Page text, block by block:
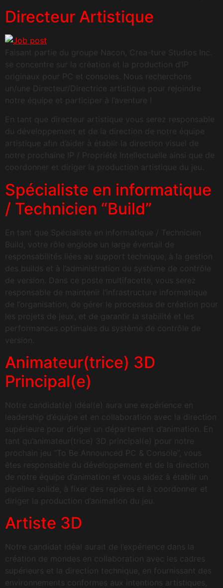
Directeur Artistique
Faisant partie du groupe Nacon, Crea-ture Studios Inc.
se concentre sur la création et la production d’IP
originaux pour PC et consoles. Nous recherchons
un/une Directeur/Directrice artistique pour rejoindre
notre équipe et participer à l’aventure !
En tant que directeur artistique vous serez responsable
du développement et de la direction de notre équipe
artistique afin d’aider à établir la direction visuel de
notre prochaine IP / Propriété Intellectuelle ainsi que de
coordonner et diriger la production artistique du jeu.
Spécialiste en informatique
/ Technicien “Build”
En tant que Spécialiste en informatique / Technicien
Build, votre rôle englobe un large éventail de
responsabilités liées au support technique, à la gestion
des builds et à l’administration du système de contrôle
de version. Dans ce poste multifacette, vous serez
responsable de maintenir l’infrastructure informatique
de l’organisation, de gérer le processus de création pour
les projets de jeux, et de garantir la stabilité et les
performances optimales du système de contrôle de
version.
Animateur(trice) 3D
Principal(e)
Notre candidat(e) idéal(e) aura une expérience en
leadership d’équipe et en collaboration avec la direction
supérieure pour diriger un département d’animation. En
tant qu’animateur(trice) 3D principal(e) pour notre
prochain jeu “To Be Announced PC & Console”, vous
êtes responsable du développement et de la direction
de notre équipe d’animation et vous aidez à établir un
pipeline solide, à fixer des repères et à coordonner et
diriger la production d’animation du jeu.
Artiste 3D
Notre candidat idéal aurait de l’expérience dans la
création de mondes en collaboration avec les cadres
supérieurs et la direction technique, en fournissant des
environnements conformes aux intentions artistiques,